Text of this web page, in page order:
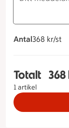
Antal
368 kronor styck
368 kr/st
Totalt
1 artikel
368